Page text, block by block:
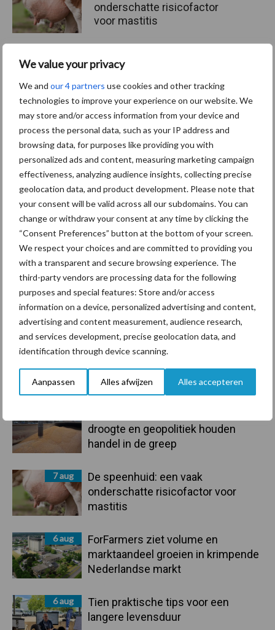
We value your privacy
We and our 4 partners use cookies and other tracking
technologies to improve your experience on our website. We
may store and/or access information from your device and
process the personal data, such as your IP address and
browsing data, for purposes like providing you with
personalized ads and content, measuring marketing campaign
effectiveness, analyzing audience insights, collecting precise
geolocation data, and product development. Please note that
your consent will be valid across all our subdomains. You can
change or withdraw your consent at any time by clicking the
“Consent Preferences” button at the bottom of your screen.
We respect your choices and are committed to providing you
with a transparent and secure browsing experience. The
third-party vendors are processing data for the following
purposes and special features: Store and/or access
information on a device, personalized advertising and content,
advertising and content measurement, audience research,
and services development, precise geolocation data, and
identification through device scanning.
Aanpassen Alles afwijzen Alles accepteren
Primaire
Sidebar
Recent nieuws Partner nieuws
droogte en geopolitiek houden
handel in de greep
7 aug
De speenhuid: een vaak
onderschatte risicofactor voor
mastitis
6 aug
ForFarmers ziet volume en
marktaandeel groeien in krimpende
Nederlandse markt
6 aug
Tien praktische tips voor een
langere levensduur
onderschatte risicofactor
voor mastitis
ForFarmers ziet volume en
marktaandeel groeien in
krimpende Nederlandse
markt
Diergezondheid Bemesting Fokkerij
Mastitis Hittestress
Toon meer